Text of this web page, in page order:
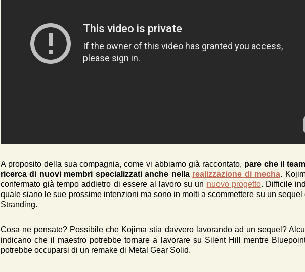
A proposito della sua compagnia, come vi abbiamo già raccontato, pare che il
ricerca di nuovi membri specializzati anche nella realizzazione di mecha.
confermato già tempo addietro di essere al lavoro su un nuovo progetto. Difficile
quale siano le sue prossime intenzioni ma sono in molti a scommettere su un sequel
Stranding.
Cosa ne pensate? Possibile che Kojima stia davvero lavorando ad un sequel?
indicano che il maestro potrebbe tornare a lavorare su Silent Hill mentre
potrebbe occuparsi di un remake di Metal Gear Solid.